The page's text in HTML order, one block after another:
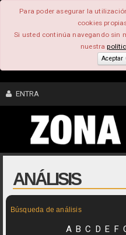
Para poder asegurar la
cookies
Si usted continúa navegando sin
nuestra
Aceptar
ENTRA
CONTENIDO
COMUNIDAD
FEEEDBACK
ANÁLISIS
Búsqueda de análisis
A B C D E F